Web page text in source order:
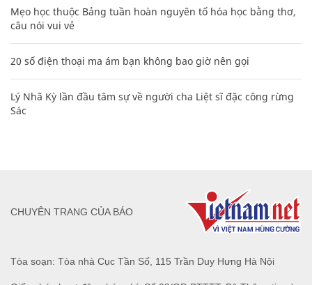
Mẹo học thuộc Bảng tuần hoàn nguyên tố hóa học bằng thơ,
câu nói vui vẻ
20 số điện thoại ma ám bạn không bao giờ nên gọi
Lý Nhã Kỳ lần đầu tâm sự về người cha Liệt sĩ đặc công rừng
Sác
Tòa soạn: Tòa nhà Cục Tần Số, 115 Trần Duy Hưng Hà Nội
CHUYÊN TRANG CỦA BÁO